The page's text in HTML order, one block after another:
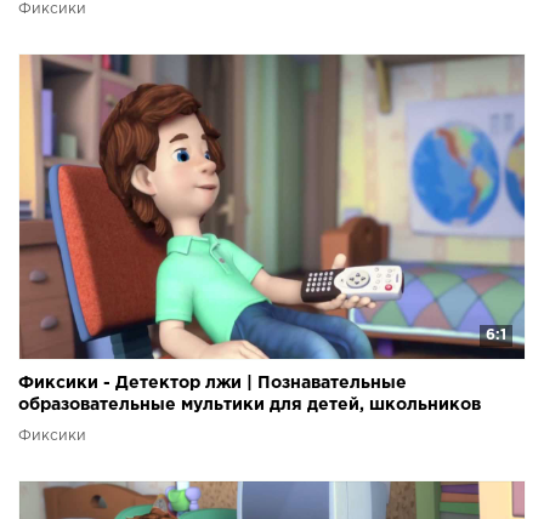
Фиксики
6:1
Фиксики - Детектор лжи | Познавательные
образовательные мультики для детей, школьников
Фиксики